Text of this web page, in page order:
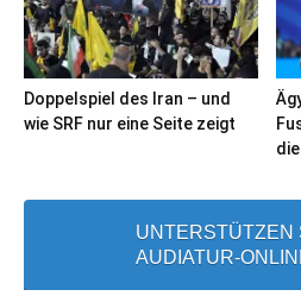
Doppelspiel des Iran – und
wie SRF nur eine Seite zeigt
UNTERSTÜTZEN
AUDIATUR-